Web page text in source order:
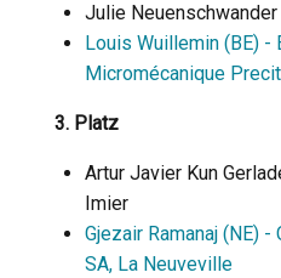
Julie Neuenschwander
Louis Wuillemin (BE) -
Micromécanique
3. Platz
Artur Javier Kun
Imier
Gjezair Ramanaj (NE)
SA, La Neuveville